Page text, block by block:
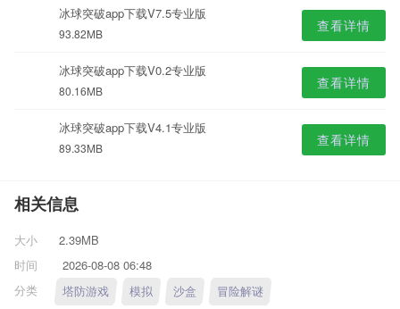
冰球突破app下载V7.5专业版
93.82MB 查看详情
冰球突破app下载V0.2专业版
80.16MB 查看详情
冰球突破app下载V4.1专业版
89.33MB 查看详情
相关信息
大小
2.39MB
时间
2026-08-08 06:48
分类
塔防游戏 模拟 沙盒 冒险解谜